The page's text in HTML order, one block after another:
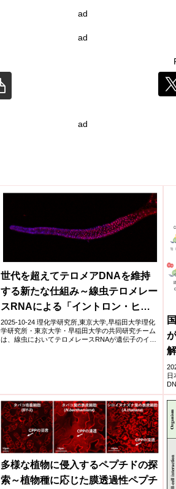
ad
ad
ad
世代を超えてテロメアDNAを維持
する新たな仕組み～線虫テロメレー
スRNAによる「イントロン・ヒッ
チハイク」～
2025-10-24 理化学研究所,東京大学,早稲田大学理化
学研究所・東京大学・早稲田大学の共同研究チーム
は、線虫においてテロメレースRNAが遺伝子のイン
日
て
多様な植物に侵入するペプチドの探
索～植物種に応じた膜透過性ペプチ